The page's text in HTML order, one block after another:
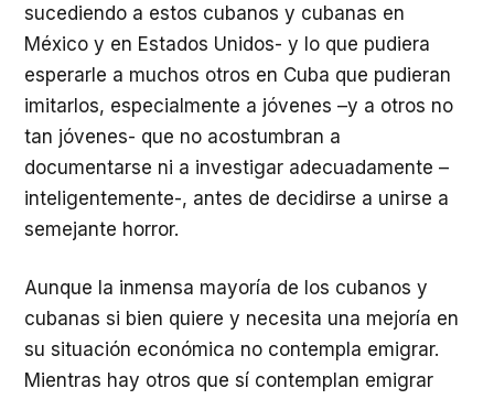
sucediendo a estos cubanos y cubanas en
México y en Estados Unidos- y lo que pudiera
esperarle a muchos otros en Cuba que pudieran
imitarlos, especialmente a jóvenes –y a otros no
tan jóvenes- que no acostumbran a
documentarse ni a investigar adecuadamente –
inteligentemente-, antes de decidirse a unirse a
semejante horror.
Aunque la inmensa mayoría de los cubanos y
cubanas si bien quiere y necesita una mejoría en
su situación económica no contempla emigrar.
Mientras hay otros que sí contemplan emigrar